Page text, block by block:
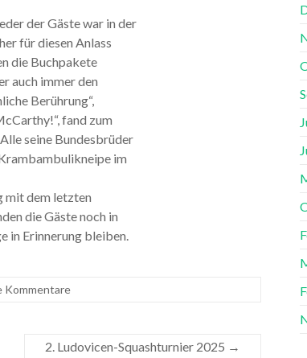
der Gäste war in der
für diesen Anlass
die Buchpakete
auch immer den
Berührung“,
fand zum
seine Bundesbrüder
im
mit dem letzten
die Gäste noch in
in Erinnerung bleiben.
Kommentare
2. Ludovicen-Squashturnier 2025 →